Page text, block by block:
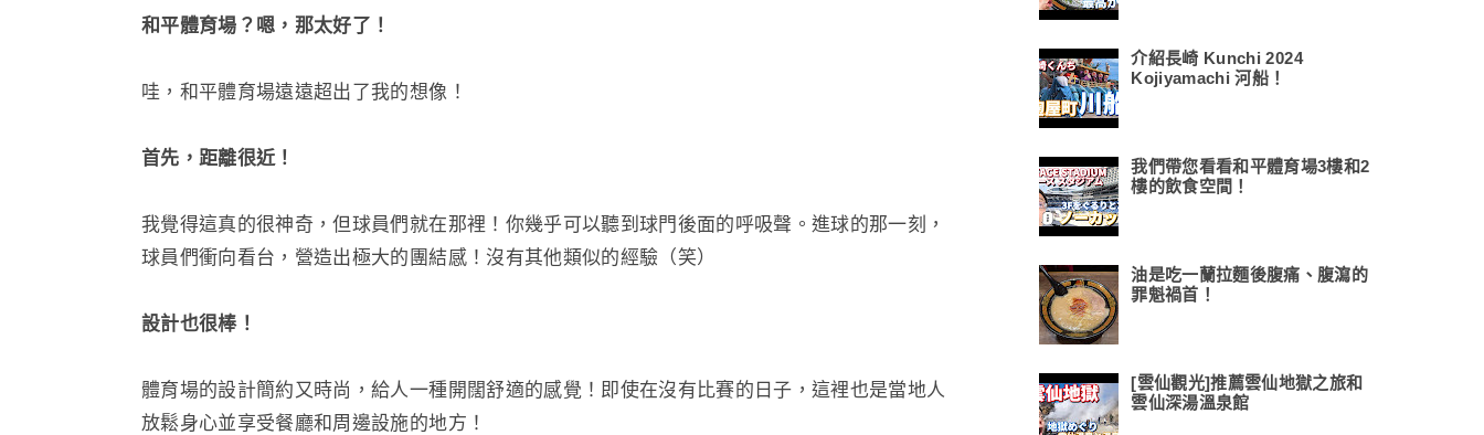
和平體育場？嗯，那太好了！
哇，和平體育場遠遠超出了我的想像！
首先，距離很近！
我覺得這真的很神奇，但球員們就在那裡！你幾乎可以聽到球門後面的呼吸聲。進球的那一刻，
球員們衝向看台，營造出極大的團結感！沒有其他類似的經驗（笑）
設計也很棒！
體育場的設計簡約又時尚，給人一種開闊舒適的感覺！即使在沒有比賽的日子，這裡也是當地人
放鬆身心並享受餐廳和周邊設施的地方！
介紹長崎 Kunchi 2024
Kojiyamachi 河船！
我們帶您看看和平體育場3樓和2
樓的飲食空間！
油是吃一蘭拉麵後腹痛、腹瀉的
罪魁禍首！
[雲仙觀光]推薦雲仙地獄之旅和
雲仙深湯溫泉館